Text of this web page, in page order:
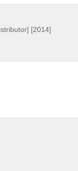
[2014]